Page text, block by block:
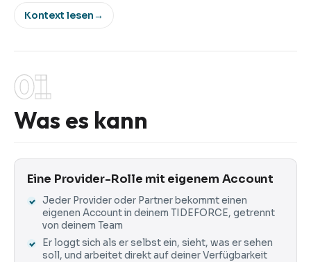
Kontext lesen→
01
Was es kann
Eine Provider-Rolle mit eigenem Account
Jeder Provider oder Partner bekommt einen
eigenen Account in deinem TIDEFORCE, getrennt
von deinem Team
Er loggt sich als er selbst ein, sieht, was er sehen
soll, und arbeitet direkt auf deiner Verfügbarkeit